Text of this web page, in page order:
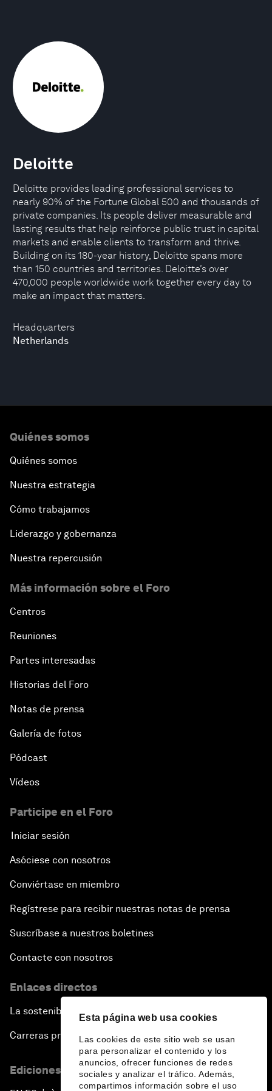
Esta página web usa cookies
Las cookies de este sitio web se usan
para personalizar el contenido y los
anuncios, ofrecer funciones de redes
sociales y analizar el tráfico. Además,
compartimos información sobre el uso
Headquarters
Netherlands
Deloitte
Deloitte provides leading professional services to
nearly 90% of the Fortune Global 500 and thousands of
private companies. Its people deliver measurable and
lasting results that help reinforce public trust in capital
markets and enable clients to transform and thrive.
Building on its 180-year history, Deloitte spans more
than 150 countries and territories. Deloitte’s over
470,000 people worldwide work together every day to
make an impact that matters.
Quiénes somos
Quiénes somos
Nuestra estrategia
Cómo trabajamos
Liderazgo y gobernanza
Nuestra repercusión
Más información sobre el Foro
Centros
Reuniones
Partes interesadas
Historias del Foro
Notas de prensa
Galería de fotos
Pódcast
Vídeos
Participe en el Foro
Iniciar sesión
Asóciese con nosotros
Conviértase en miembro
Regístrese para recibir nuestras notas de prensa
Suscríbase a nuestros boletines
Contacte con nosotros
Enlaces directos
La sostenibilidad en el Foro
Carreras profesionales
Ediciones en otros idiomas